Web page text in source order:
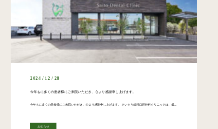
2024 / 12 / 28
今年もに多くの患者様にご来院いただき、心より感謝申し上げます。
お知らせ